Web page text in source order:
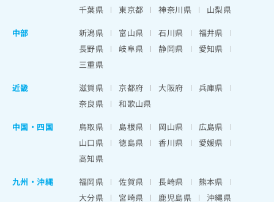
千葉県
東京都 神奈川県
山梨県
中部
新潟県 富山県 石川県
福井県
長野県
岐阜県 静岡県
愛知県
三重県
近畿
滋賀県 京都府 大阪府
兵庫県
奈良県
和歌山県
中国・四国
鳥取県 島根県 岡山県
広島県
山口県
徳島県 香川県
愛媛県
高知県
九州・沖縄
福岡県 佐賀県 長崎県
熊本県
大分県
宮崎県 鹿児島県 沖縄県